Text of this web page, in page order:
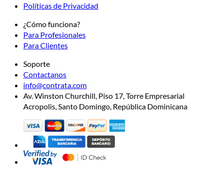
Políticas de Privacidad
¿Cómo funciona?
Para Profesionales
Para Clientes
Soporte
Contactanos
info@contrata.com
Av. Winston Churchill, Piso 17, Torre Empresarial
Acropolis, Santo Domingo, República Dominicana